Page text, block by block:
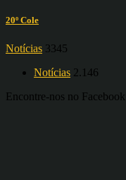
20º Cole
Notícias 3345
Notícias 2.146
Encontre-nos no Facebook